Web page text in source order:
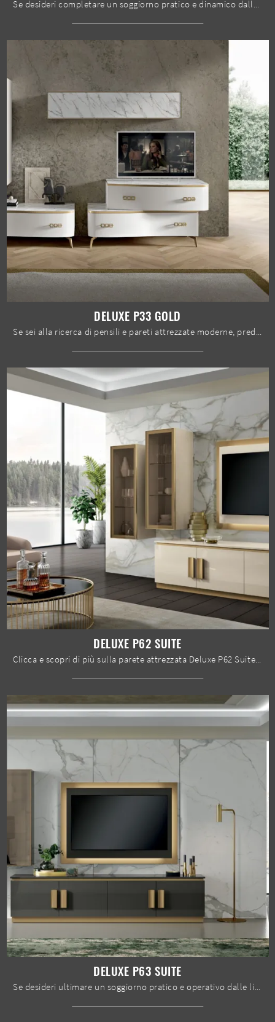
DELUXE P33 GOLD
DELUXE P62 SUITE
Clicca e scopri di più sulla parete attrezzata Deluxe P62 Suite della marca Spar: è la soluzione dalle linee moderne perfetta per te.
DELUXE P63 SUITE
Se desideri ultimare un soggiorno pratico e operativo dalle linee moderne, ecco a te la parete attrezzata Deluxe P63 Suite Spar.